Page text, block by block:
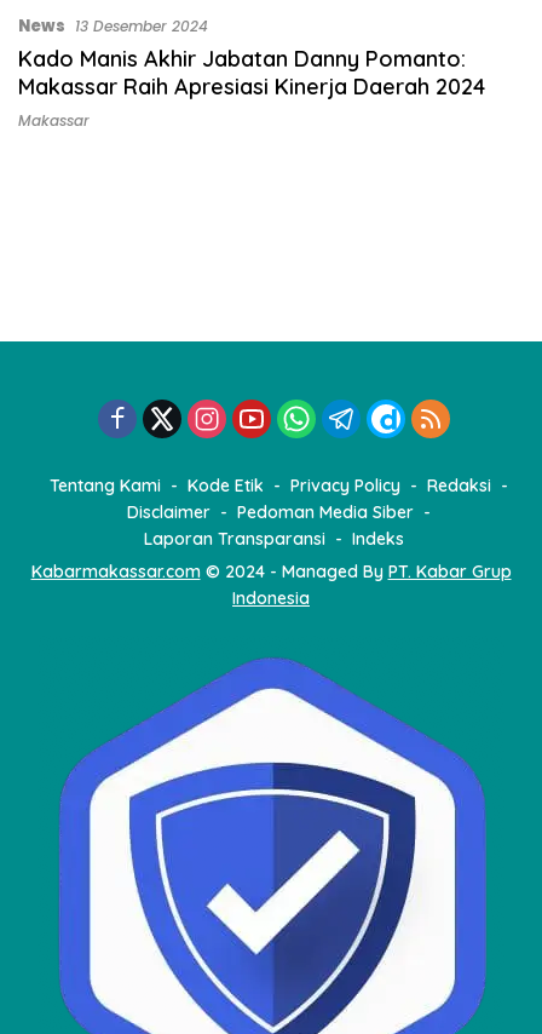
News 13 Desember 2024
Kado Manis Akhir Jabatan Danny Pomanto:
Makassar Raih Apresiasi Kinerja Daerah 2024
Makassar
Tentang Kami Kode Etik Privacy Policy
Redaksi
Disclaimer
Pedoman Media Siber
Laporan Transparansi
Indeks
Kabarmakassar.com© 2024 - Managed By PT. Kabar Grup
Indonesia